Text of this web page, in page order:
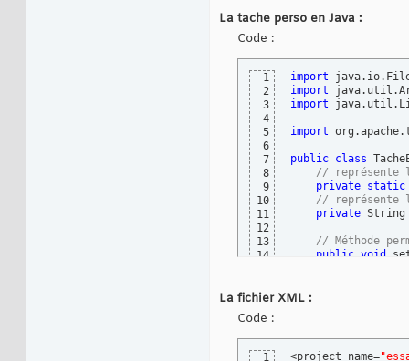
La tache perso en Java :
Code :
1
2
3
4
5
6
7
8
9
10
11
12
13
14
17
18
19
20
21
import
import
import
import
public class
// représente
private static
// représente
private String
// Méthode
public void
public static
La fichier XML :
Code :
1
<project name=